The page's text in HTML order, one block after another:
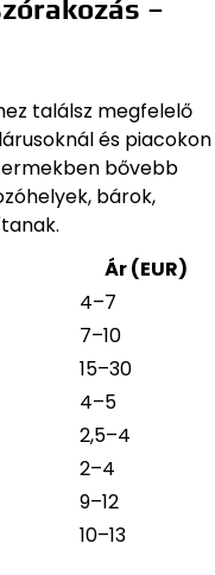
–
találsz megfelelő
és piacokon
bővebb
bárok,
Ár (EUR)
4–7
7–10
15–30
4–5
2,5–4
2–4
9–12
10–13